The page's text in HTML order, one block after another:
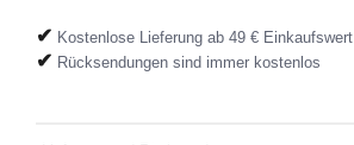
✔ Kostenlose Lieferung ab 49 € Einkaufswert
✔ Rücksendungen sind immer kostenlos